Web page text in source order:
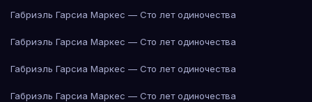
Габриэль Гарсиа Маркес — Сто лет одиночества
Габриэль Гарсиа Маркес — Сто лет одиночества
Габриэль Гарсиа Маркес — Сто лет одиночества
Габриэль Гарсиа Маркес — Сто лет одиночества